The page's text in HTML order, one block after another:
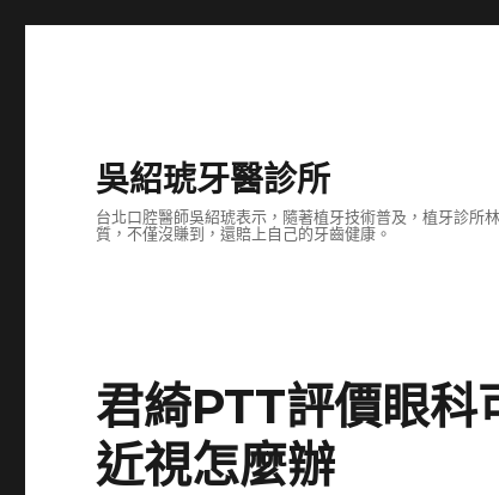
吳紹琥牙醫診所
台北口腔醫師吳紹琥表示，隨著植牙技術普及，植牙診所
質，不僅沒賺到，還賠上自己的牙齒健康。
君綺PTT評價眼科
近視怎麼辦